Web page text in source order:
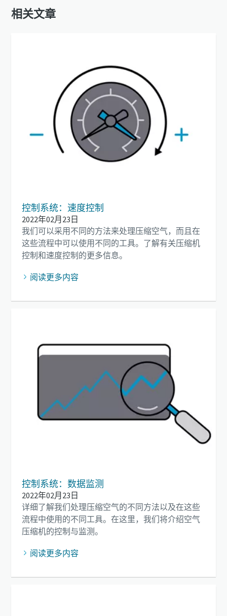
相关文章
控制系统：速度控制
2022年02月23日
我们可以采用不同的方法来处理压缩空气，而且在
这些流程中可以使用不同的工具。了解有关压缩机
控制和速度控制的更多信息。
阅读更多内容
控制系统：数据监测
2022年02月23日
详细了解我们处理压缩空气的不同方法以及在这些
流程中使用的不同工具。在这里，我们将介绍空气
压缩机的控制与监测。
阅读更多内容